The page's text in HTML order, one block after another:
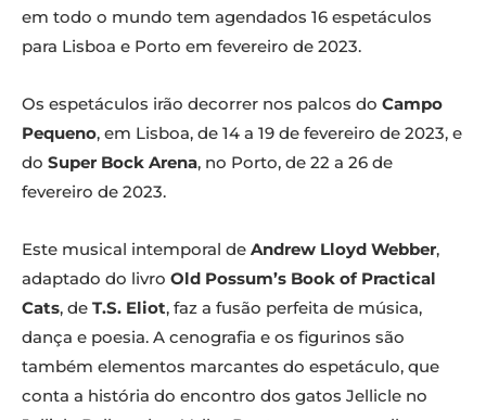
em todo o mundo tem agendados 16 espetáculos
para Lisboa e Porto em fevereiro de 2023.
Os espetáculos irão decorrer nos palcos do Campo
Pequeno, em Lisboa, de 14 a 19 de fevereiro de 2023, e
do Super Bock Arena, no Porto, de 22 a 26 de
fevereiro de 2023.
Este musical intemporal de Andrew Lloyd Webber,
adaptado do livro Old Possum’s Book of Practical
Cats, de T.S. Eliot, faz a fusão perfeita de música,
dança e poesia. A cenografia e os figurinos são
também elementos marcantes do espetáculo, que
conta a história do encontro dos gatos Jellicle no